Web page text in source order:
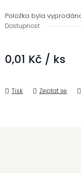
Položka byla
Dostupnost
0,01 Kč / ks
Tisk Zeptat se